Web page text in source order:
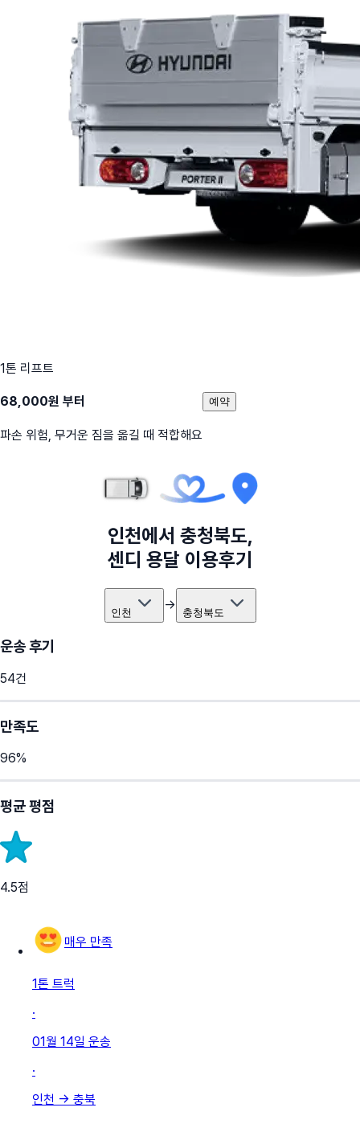
1톤 리프트
68,000원 부터
파손 위험, 무거운 짐을 옮길 때 적합해요
예약
인천에서 충청북도,
센디 용달 이용후기
인천 → 충청북도
운송 후기
54건
만족도
96%
평균 평점
4.5점
매우 만족
1톤 트럭
·
01월 14일 운송
·
인천 → 충북